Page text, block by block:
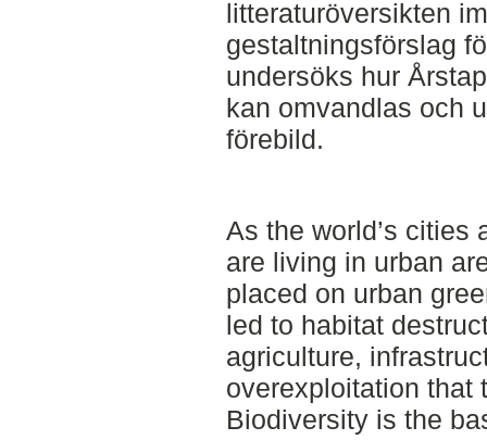
litteraturöversikten
gestaltningsförslag
undersöks hur
kan omvandlas och
förebild.
As the world’s cities
are living in urban
placed on urban
led to habitat
agriculture,
overexploitation that
Biodiversity is the